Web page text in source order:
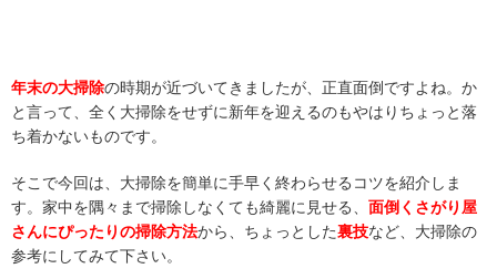
年末の大掃除の時期が近づいてきましたが、正直面倒ですよね。か
と言って、全く大掃除をせずに新年を迎えるのもやはりちょっと落
ち着かないものです。
そこで今回は、大掃除を簡単に手早く終わらせるコツを紹介しま
す。家中を隅々まで掃除しなくても綺麗に見せる、 面倒くさがり屋
さんにぴったりの掃除方法から、ちょっとした裏技など、大掃除の
参考にしてみて下さい。